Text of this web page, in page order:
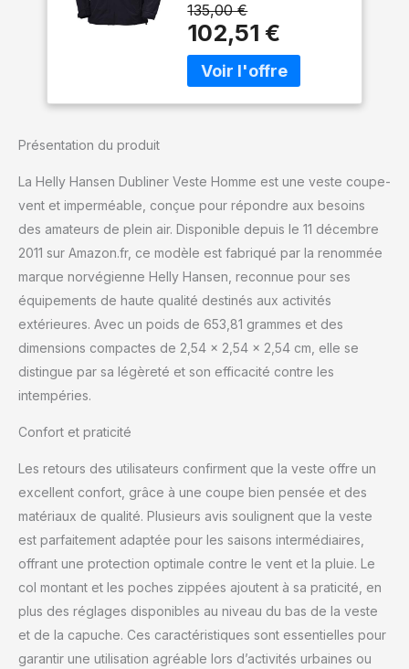
imperméable et coupe-
vent. La capuche
ajustable de conception
ergonomique s’adapte
poches extérieures et
rapide gardent les
articles essentiels en
sécurité sans restreindre
les mouvements La
doublure respirante
évacue l’humidité pour
garder la peau sèche et
réguler la température
corporelle pendant
performance durable
135,00 €
102,51 €
Présentation du produit
La Helly Hansen Dubliner Veste Homme est une veste coupe-
vent et imperméable, conçue pour répondre aux besoins
des amateurs de plein air. Disponible depuis le 11 décembre
2011 sur Amazon.fr, ce modèle est fabriqué par la renommée
marque norvégienne Helly Hansen, reconnue pour ses
équipements de haute qualité destinés aux activités
extérieures. Avec un poids de 653,81 grammes et des
dimensions compactes de 2,54 x 2,54 x 2,54 cm, elle se
distingue par sa légèreté et son efficacité contre les
intempéries.
Confort et praticité
Les retours des utilisateurs confirment que la veste offre un
excellent confort, grâce à une coupe bien pensée et des
matériaux de qualité. Plusieurs avis soulignent que la veste
est parfaitement adaptée pour les saisons intermédiaires,
offrant une protection optimale contre le vent et la pluie. Le
col montant et les poches zippées ajoutent à sa praticité, en
plus des réglages disponibles au niveau du bas de la veste
et de la capuche. Ces caractéristiques sont essentielles pour
garantir une utilisation agréable lors d’activités urbaines ou